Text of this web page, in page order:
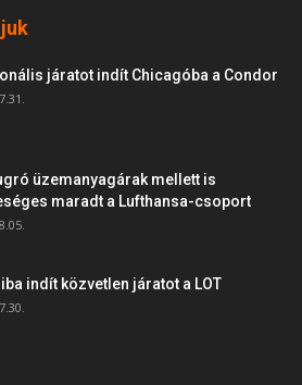
járatot indít Chicagóba a Condor
üzemanyagárak mellett is
maradt a Lufthansa-csoport
indít közvetlen járatot a LOT